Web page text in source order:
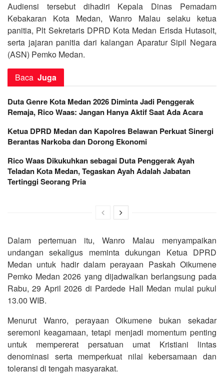
Audiensi tersebut dihadiri Kepala Dinas Pemadam
Kebakaran Kota Medan, Wanro Malau selaku ketua
panitia, Plt Sekretaris DPRD Kota Medan Erisda Hutasoit,
serta jajaran panitia dari kalangan Aparatur Sipil Negara
(ASN) Pemko Medan.
Baca Juga
Duta Genre Kota Medan 2026 Diminta Jadi Penggerak
Remaja, Rico Waas: Jangan Hanya Aktif Saat Ada Acara
Ketua DPRD Medan dan Kapolres Belawan Perkuat Sinergi
Berantas Narkoba dan Dorong Ekonomi
Rico Waas Dikukuhkan sebagai Duta Penggerak Ayah
Teladan Kota Medan, Tegaskan Ayah Adalah Jabatan
Tertinggi Seorang Pria
Dalam pertemuan itu, Wanro Malau menyampaikan
undangan sekaligus meminta dukungan Ketua DPRD
Medan untuk hadir dalam perayaan Paskah Oikumene
Pemko Medan 2026 yang dijadwalkan berlangsung pada
Rabu, 29 April 2026 di Pardede Hall Medan mulai pukul
13.00 WIB.
Menurut Wanro, perayaan Oikumene bukan sekadar
seremoni keagamaan, tetapi menjadi momentum penting
untuk mempererat persatuan umat Kristiani lintas
denominasi serta memperkuat nilai kebersamaan dan
toleransi di tengah masyarakat.